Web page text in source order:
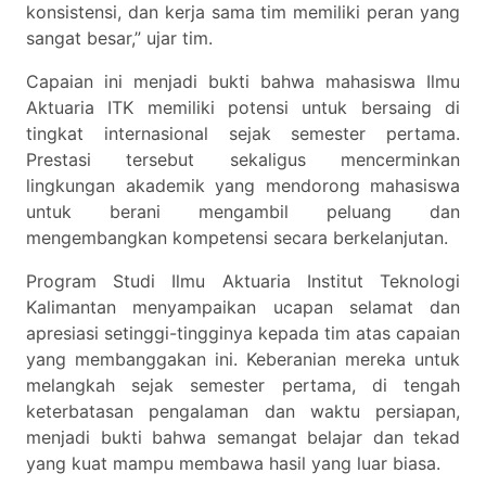
konsistensi, dan kerja sama tim memiliki peran yang
sangat besar,” ujar tim.
Capaian ini menjadi bukti bahwa mahasiswa Ilmu
Aktuaria ITK memiliki potensi untuk bersaing di
tingkat internasional sejak semester pertama.
Prestasi tersebut sekaligus mencerminkan
lingkungan akademik yang mendorong mahasiswa
untuk berani mengambil peluang dan
mengembangkan kompetensi secara berkelanjutan.
Program Studi Ilmu Aktuaria Institut Teknologi
Kalimantan menyampaikan ucapan selamat dan
apresiasi setinggi-tingginya kepada tim atas capaian
yang membanggakan ini. Keberanian mereka untuk
melangkah sejak semester pertama, di tengah
keterbatasan pengalaman dan waktu persiapan,
menjadi bukti bahwa semangat belajar dan tekad
yang kuat mampu membawa hasil yang luar biasa.